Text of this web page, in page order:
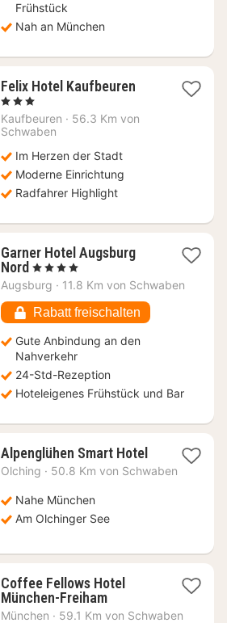
Frühstück
Nah an München
Felix Hotel Kaufbeuren1
ab
, 3 Sterne
Kaufbeuren · 56.3 Km von
Schwaben
Im Herzen der Stadt
Moderne Einrichtung
Radfahrer Highlight
Garner Hotel Augsburg
Nord 1
Nacht
84
€
, 4 Sterne
Augsburg · 11.8 Km von Schwaben
Rabatt freischalten
Gute Anbindung an den
Nahverkehr
24-Std-Rezeption
Hoteleigenes Frühstück und Bar
Alpenglühen Smart Hotel2
Nächte
Olching · 50.8 Km von Schwaben
Nahe München
Am Olchinger See
Coffee Fellows Hotel
München-Freiham2
Nächte
München · 59.1 Km von Schwaben